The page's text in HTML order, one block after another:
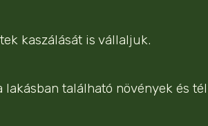
kaszálását is vállaljuk.
található növények és